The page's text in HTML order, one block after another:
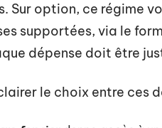
Sur option, ce régime
supportées, via le
dépense doit être
le choix entre ces